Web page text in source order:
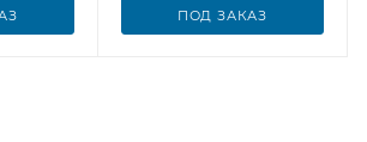
ПОД ЗАКАЗ